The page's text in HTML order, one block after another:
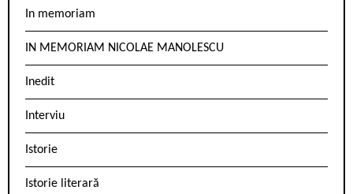
In memoriam
IN MEMORIAM NICOLAE MANOLESCU
Inedit
Interviu
Istorie
Istorie literară